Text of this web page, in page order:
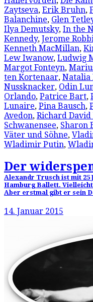
Zaytseva, Erik Bruhn,
Balanchine, Glen
Ilya Demutsky, In the
Kennedy, Jerome
Kenneth MacMillan,
Lew Iwanow, Ludwig
Margot Fonteyn,
ten Kortenaar, Natalia
Nussknacker, Odin
Orlando, Patrice Bart,
Lunaire, Pina Bausch,
Avedon, Richard
Schwanensee, Sharon
Väter und Söhne,
Wladimir Putin,
Der
Alexandr Trusch ist mit 25
Hamburg Ballett.
Aber erstmal gibt er sein
14. Januar 2015